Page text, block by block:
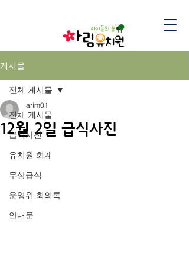
게시물
전체 게시물
급식사진
유치원 회계
무상급식
운영위 회의록
안내문
전체 게시물
12월 2일 급식사진
arim01